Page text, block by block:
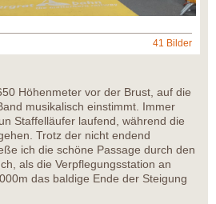
41 Bilder
Höhenmeter vor der Brust, auf die
musikalisch einstimmt. Immer
Staffelläufer laufend, während die
Trotz der nicht endend
ich die schöne Passage durch den
als die Verpflegungsstation an
das baldige Ende der Steigung